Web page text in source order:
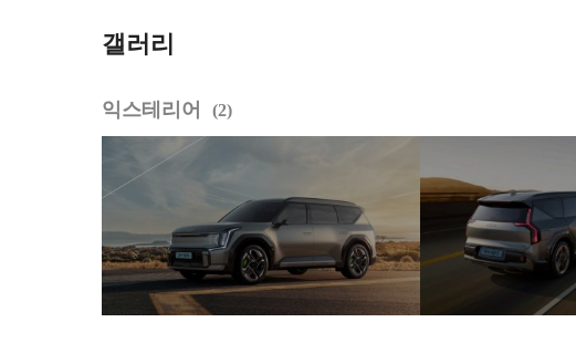
갤러리
익스테리어 2